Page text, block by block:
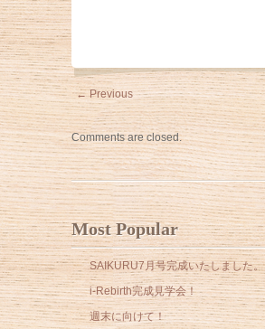
←Previous
Comments are closed.
Most Popular
SAIKURU7月号完成いたしました。
i-Rebirth完成見学会！
週末に向けて！